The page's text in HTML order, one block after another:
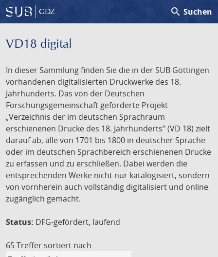
GDZ search Suchen
VD18 digital
In dieser Sammlung finden Sie die in der SUB Göttingen
vorhandenen digitalisierten Druckwerke des 18.
Jahrhunderts. Das von der Deutschen
Forschungsgemeinschaft geförderte Projekt
„Verzeichnis der im deutschen Sprachraum
erschienenen Drucke des 18. Jahrhunderts” (VD 18) zielt
darauf ab, alle von 1701 bis 1800 in deutscher Sprache
oder im deutschen Sprachbereich erschienenen Drucke
zu erfassen und zu erschließen. Dabei werden die
entsprechenden Werke nicht nur katalogisiert, sondern
von vornherein auch vollständig digitalisiert und online
zugänglich gemacht.
Status: DFG-gefördert, laufend
65 Treffer sortiert nach